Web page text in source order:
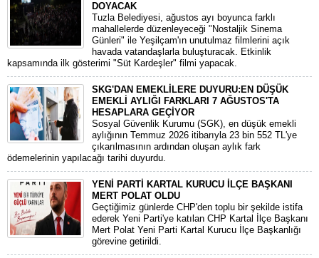
DOYACAK
Tuzla Belediyesi, ağustos ayı boyunca farklı
mahallelerde düzenleyeceği "Nostaljik Sinema
Günleri" ile Yeşilçam'ın unutulmaz filmlerini açık
havada vatandaşlarla buluşturacak. Etkinlik
kapsamında ilk gösterimi "Süt Kardeşler" filmi yapacak.
SKG'DAN EMEKLİLERE DUYURU:EN DÜŞÜK
EMEKLİ AYLIĞI FARKLARI 7 AĞUSTOS'TA
HESAPLARA GEÇİYOR
​Sosyal Güvenlik Kurumu (SGK), en düşük emekli
aylığının Temmuz 2026 itibarıyla 23 bin 552 TL'ye
çıkarılmasının ardından oluşan aylık fark
ödemelerinin yapılacağı tarihi duyurdu.
YENİ PARTİ KARTAL KURUCU İLÇE BAŞKANI
MERT POLAT OLDU
Geçtiğimiz günlerde CHP'den toplu bir şekilde istifa
ederek Yeni Parti'ye katılan CHP Kartal İlçe Başkanı
Mert Polat Yeni Parti Kartal Kurucu İlçe Başkanlığı
görevine getirildi.